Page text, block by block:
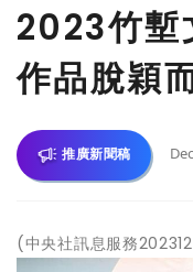
2023竹塹
作品脫穎
推廣新聞稿
(中央社訊息服務